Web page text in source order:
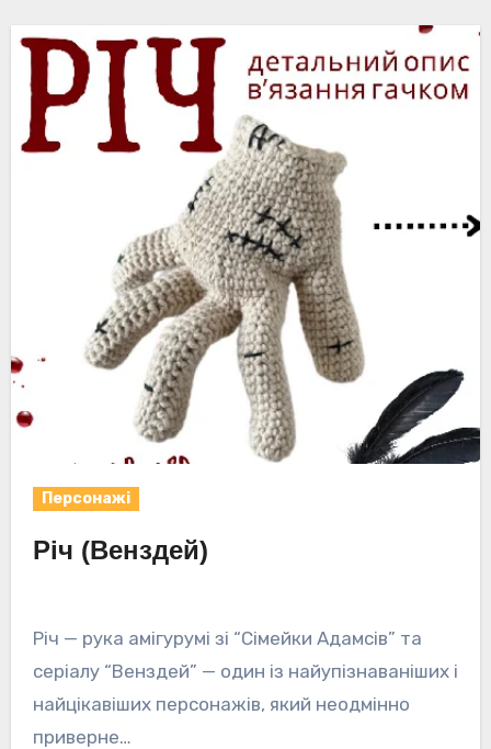
Персонажі
Річ (Венздей)
Річ — рука амігурумі зі “Сімейки Адамсів” та
серіалу “Венздей” — один із найупізнаваніших і
найцікавіших персонажів, який неодмінно
приверне…